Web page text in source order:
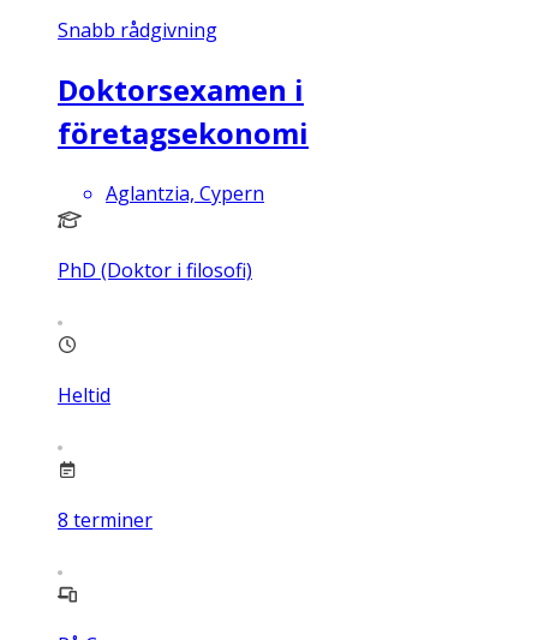
Snabb rådgivning
Doktorsexamen i
företagsekonomi
Aglantzia, Cypern
PhD (Doktor i filosofi)
Heltid
8 terminer